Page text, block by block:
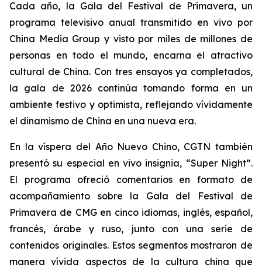
Cada año, la Gala del Festival de Primavera, un
programa televisivo anual transmitido en vivo por
China Media Group y visto por miles de millones de
personas en todo el mundo, encarna el atractivo
cultural de China. Con tres ensayos ya completados,
la gala de 2026 continúa tomando forma en un
ambiente festivo y optimista, reflejando vívidamente
el dinamismo de China en una nueva era.
En la víspera del Año Nuevo Chino, CGTN también
presentó su especial en vivo insignia, “Super Night”.
El programa ofreció comentarios en formato de
acompañamiento sobre la Gala del Festival de
Primavera de CMG en cinco idiomas, inglés, español,
francés, árabe y ruso, junto con una serie de
contenidos originales. Estos segmentos mostraron de
manera vívida aspectos de la cultura china que